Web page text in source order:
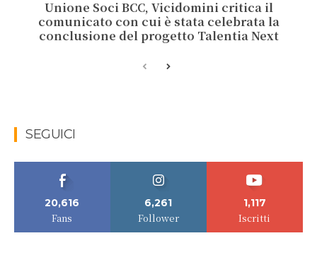
Unione Soci BCC, Vicidomini critica il
comunicato con cui è stata celebrata la
conclusione del progetto Talentia Next
SEGUICI
20,616
Fans
6,261
Follower
1,117
Iscritti